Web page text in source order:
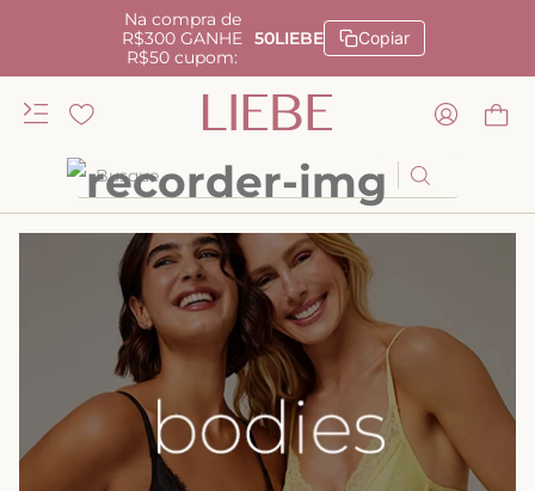
Na compra de
R$300 GANHE
R$50 cupom:
50LIEBE Copiar
Busque
TERMOS MAIS BUSCADOS
calcinha renda
anatomic
calcinha alta